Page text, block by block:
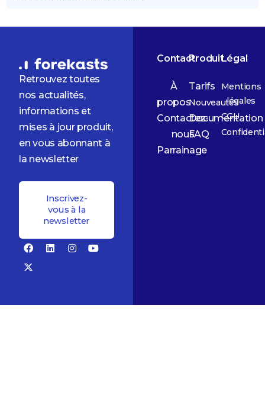
Retrouvez toutes
nos actualités,
informations et
mises à jour produit,
en vous abonnant à
la newsletter
Inscrivez-
vous à la
newsletter
Contact
À
propos
Contactez-
nous
Parrainage
Produit
Tarifs
Nouveautés
Documentation
FAQ
Légal
Mentions
légales
CGU